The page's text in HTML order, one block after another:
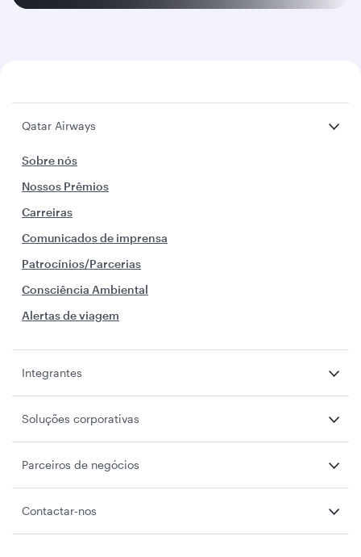
Qatar Airways
Sobre nós
Nossos Prêmios
Carreiras
Comunicados de imprensa
Patrocínios/Parcerias
Consciência Ambiental
Alertas de viagem
Integrantes
Soluções corporativas
Parceiros de negócios
Contactar-nos